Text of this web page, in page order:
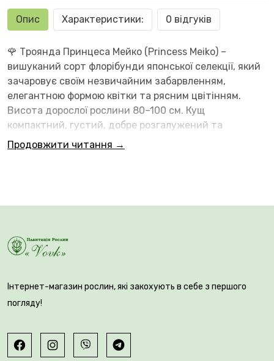
Опис Характеристики: 0 відгуків
🌹 Троянда Принцеса Мейко (Princess Meiko) –
вишуканий сорт флорібунди японської селекції, який
зачаровує своїм незвичайним забарвленням,
елегантною формою квітки та рясним цвітінням.
Висота дорослої рослини 80–100 см. Кущ
компактний, густий, добре розгалужений та
охайний. Листя темно-зелене, блискуче, стійке до
🌸 Квітки великі, 8-10 см у діаметрі, густомахрові
(близько 50-70 пелюсток), розеткової форми. Бутони
кольору з персиковими та кремовими відтінками.
Пелюстки красиво вкладені у щільну розетку,
Продовжити читання →
Інтернет-магазин рослин, які закохують в себе з першого
погляду!